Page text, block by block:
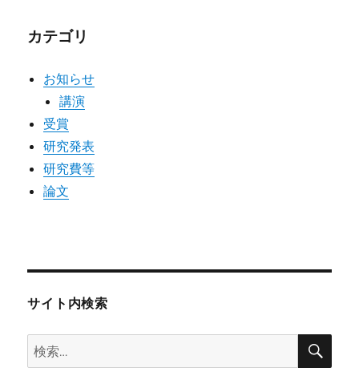
送
カテゴリ
お知らせ
講演
受賞
研究発表
研究費等
論文
サイト内検索
検
索:
検